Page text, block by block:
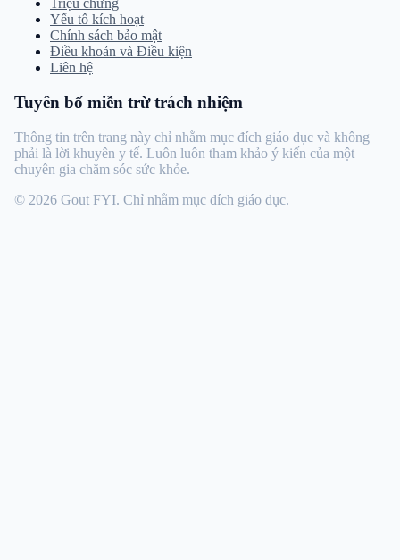
Triệu chứng
Yếu tố kích hoạt
Chính sách bảo mật
Điều khoản và Điều kiện
Liên hệ
Tuyên bố miễn trừ trách nhiệm
Thông tin trên trang này chỉ nhằm mục đích giáo dục và không
phải là lời khuyên y tế. Luôn luôn tham khảo ý kiến ​​​​của một
chuyên gia chăm sóc sức khỏe.
© 2026 Gout FYI. Chỉ nhằm mục đích giáo dục.